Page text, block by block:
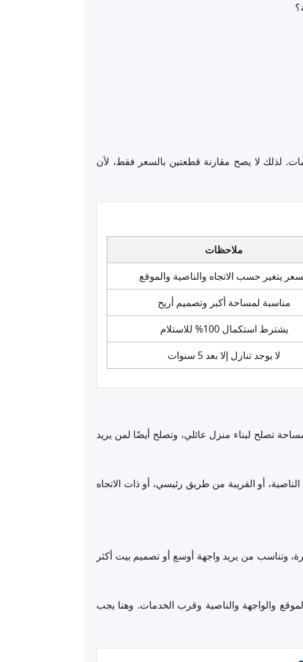
والخدمات. لذلك لا يصح مقارنة قطعتين بالسعر فقط، لأن
ملاحظات
يتغير حسب الاتجاه والناصية والموقع
مناسبة لمساحة أكبر وتصميم أريح
يشترط استكمال 100% للاستلام
لا يوجد تنازل إلا بعد 5 سنوات
تصلح لبناء منزل عائلي، وتصلح أيضًا لمن يريد
حسب تميز القطعة. القطعة الناصية، أو القريبة من طريق رئيسي، أو ذات الاتجاه
وتناسب من يريد واجهة أوسع أو تصميم بيت أكثر
جنيه، وقد يصل إلى 2,500,000 جنيه أو أكثر حسب الموقع والواجهة والناصية وقرب الخدمات. وهنا يجب